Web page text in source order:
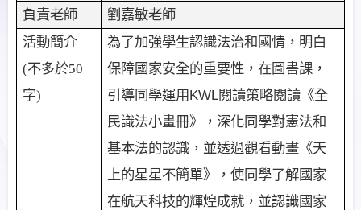
負責老師 劉嘉敏老師
活動簡介
(不多於50
字)
為了加強學生認識法治和國情，明白
保障國家安全的重要性，在圖書課，
引導同學運用 KWL閱讀策略閱讀《全
民識法小畫冊》，深化同學對憲法和
基本法的認識，並透過觀看動畫《天
上的星星不簡單》，使同學了解國家
在航天科技的輝煌成就，並認識國家